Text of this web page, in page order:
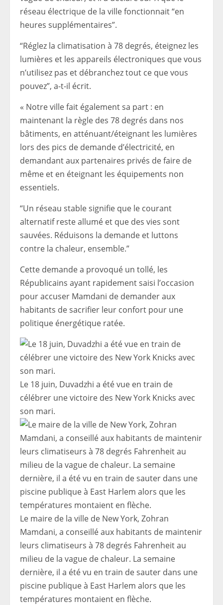
réseau électrique de la ville fonctionnait “en
heures supplémentaires”.
“Réglez la climatisation à 78 degrés, éteignez les
lumières et les appareils électroniques que vous
n’utilisez pas et débranchez tout ce que vous
pouvez”, a-t-il écrit.
« Notre ville fait également sa part : en
maintenant la règle des 78 degrés dans nos
bâtiments, en atténuant/éteignant les lumières
lors des pics de demande d’électricité, en
demandant aux partenaires privés de faire de
même et en éteignant les équipements non
essentiels.
“Un réseau stable signifie que le courant
alternatif reste allumé et que des vies sont
sauvées. Réduisons la demande et luttons
contre la chaleur, ensemble.”
Cette demande a provoqué un tollé, les
Républicains ayant rapidement saisi l’occasion
pour accuser Mamdani de demander aux
habitants de sacrifier leur confort pour une
politique énergétique ratée.
Le 18 juin, Duvadzhi a été vue en train de
célébrer une victoire des New York Knicks avec
son mari.
Le maire de la ville de New York, Zohran
Mamdani, a conseillé aux habitants de maintenir
leurs climatiseurs à 78 degrés Fahrenheit au
milieu de la vague de chaleur. La semaine
dernière, il a été vu en train de sauter dans une
piscine publique à East Harlem alors que les
températures montaient en flèche.